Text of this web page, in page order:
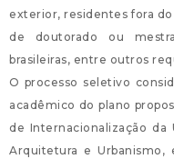
exterior, residentes fora
de doutorado ou
brasileiras, entre outros
O processo seletivo
acadêmico do plano
de Internacionalização da
Arquitetura e Urbanismo,